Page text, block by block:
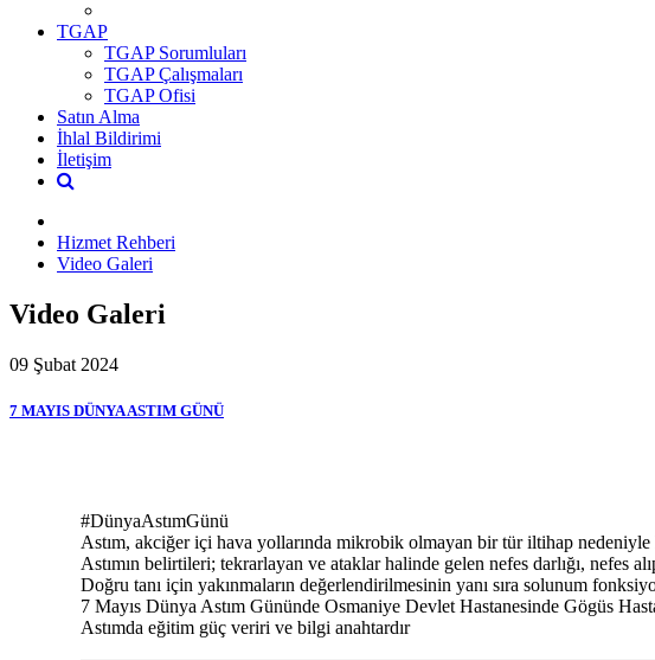
TGAP
TGAP Sorumluları
TGAP Çalışmaları
TGAP Ofisi
Satın Alma
İhlal Bildirimi
İletişim
Hizmet Rehberi
Video Galeri
Video Galeri
09 Şubat 2024
7 MAYIS DÜNYA ASTIM GÜNÜ
#DünyaAstımGünü
Astım, akciğer içi hava yollarında mikrobik olmayan bir tür iltihap nedeniyle
Astımın belirtileri; tekrarlayan ve ataklar halinde gelen nefes darlığı, nefes
Doğru tanı için yakınmaların değerlendirilmesinin yanı sıra solunum
7 Mayıs Dünya Astım Gününde Osmaniye Devlet Hastanesinde Gögüs
Astımda eğitim güç veriri ve bilgi anahtardır